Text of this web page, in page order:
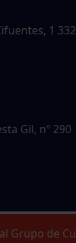
1
Gil, nº 290
Grupo de